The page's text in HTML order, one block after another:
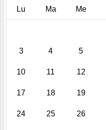
Lu Ma Me
3 4 5
10 11 12
17 18 19
24 25 26